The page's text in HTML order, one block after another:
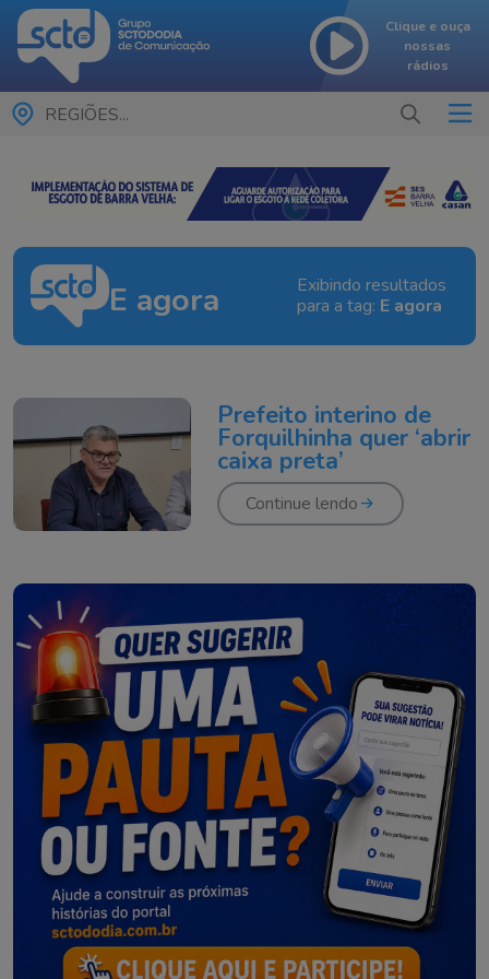
Clique e ouça
nossas
rádios
REGIÕES...
E agora
Exibindo resultados
para a tag: E agora
Prefeito interino de
Forquilhinha quer ‘abrir
caixa preta’
Continue lendo